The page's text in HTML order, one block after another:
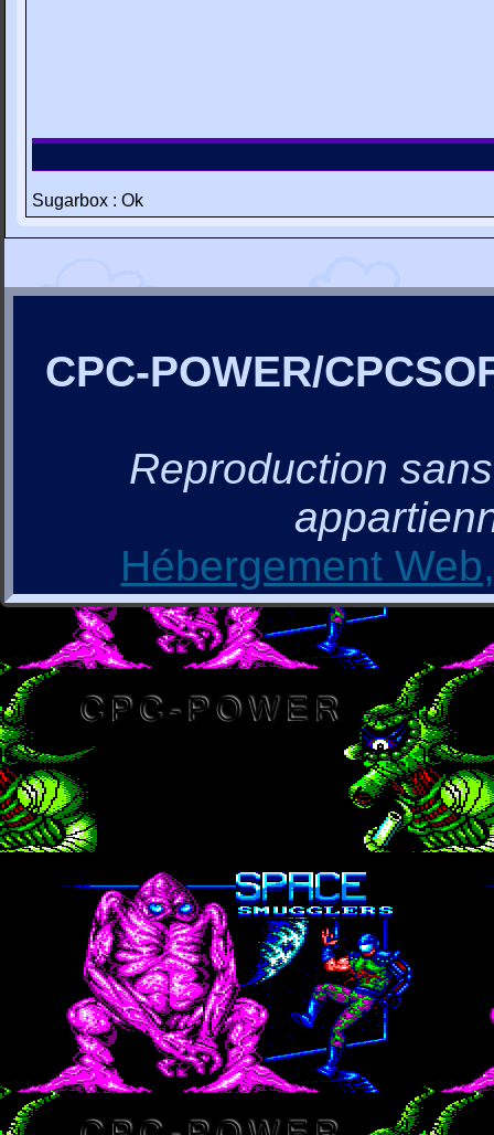
Sugarbox : Ok
CPC-POWER/
Reproduction
Hébergement